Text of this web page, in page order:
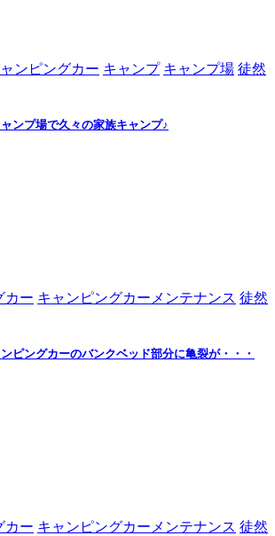
ンピングカー キャンプ キャンプ場 徒然
ンプ場で久々の家族キャンプ♪
カー キャンピングカーメンテナンス 徒然
ピングカーのバンクベッド部分に亀裂が・・・
カー キャンピングカーメンテナンス 徒然